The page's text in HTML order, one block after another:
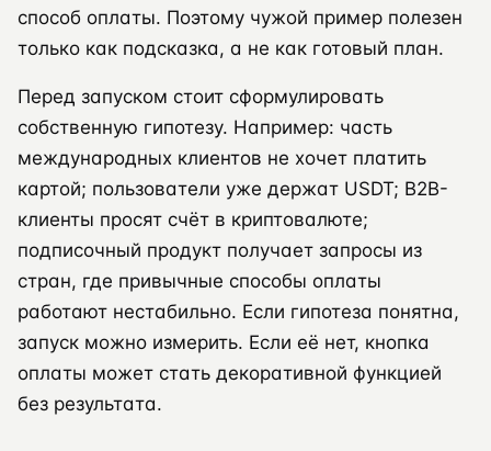
способ оплаты. Поэтому чужой пример полезен
только как подсказка, а не как готовый план.
Перед запуском стоит сформулировать
собственную гипотезу. Например: часть
международных клиентов не хочет платить
картой; пользователи уже держат USDT; B2B-
клиенты просят счёт в криптовалюте;
подписочный продукт получает запросы из
стран, где привычные способы оплаты
работают нестабильно. Если гипотеза понятна,
запуск можно измерить. Если её нет, кнопка
оплаты может стать декоративной функцией
без результата.